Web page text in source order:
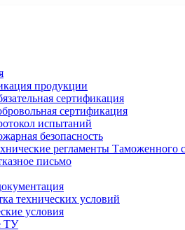
продукции
сертификация
сертификация
испытаний
безопасность
регламенты Таможенного
письмо
технических условий
условия
ТУ